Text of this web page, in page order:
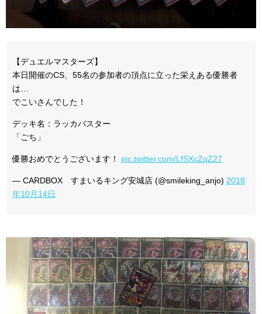
【デュエルマスターズ】
本日開催のCS、55名の参加者の頂点に立った栄えある優勝者
は…
でこいさんでした！
デッキ名：ラッカバスター
「ごち」
優勝おめでとうございます！ pic.twitter.com/LfSXcZqZ27
— CARDBOX すまいるキング安城店 (@smileking_anjo) 2018
年10月14日